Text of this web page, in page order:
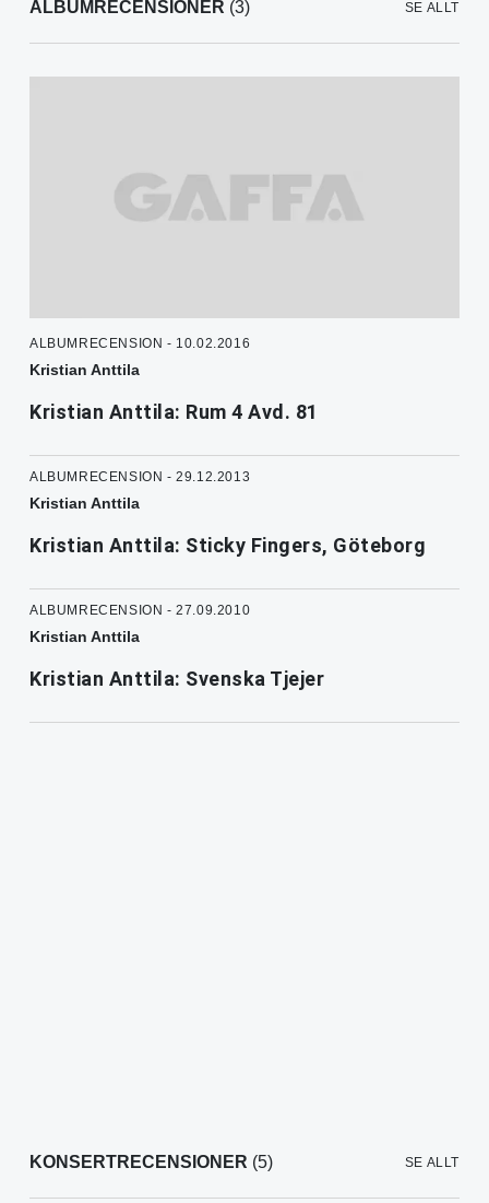
ALBUMRECENSIONER (3) SE ALLT
ALBUMRECENSION - 10.02.2016
Kristian Anttila
Kristian Anttila: Rum 4 Avd. 81
ALBUMRECENSION - 29.12.2013
Kristian Anttila
Kristian Anttila: Sticky Fingers, Göteborg
ALBUMRECENSION - 27.09.2010
Kristian Anttila
Kristian Anttila: Svenska Tjejer
KONSERTRECENSIONER (5) SE ALLT